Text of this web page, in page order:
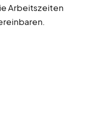
Arbeitszeiten